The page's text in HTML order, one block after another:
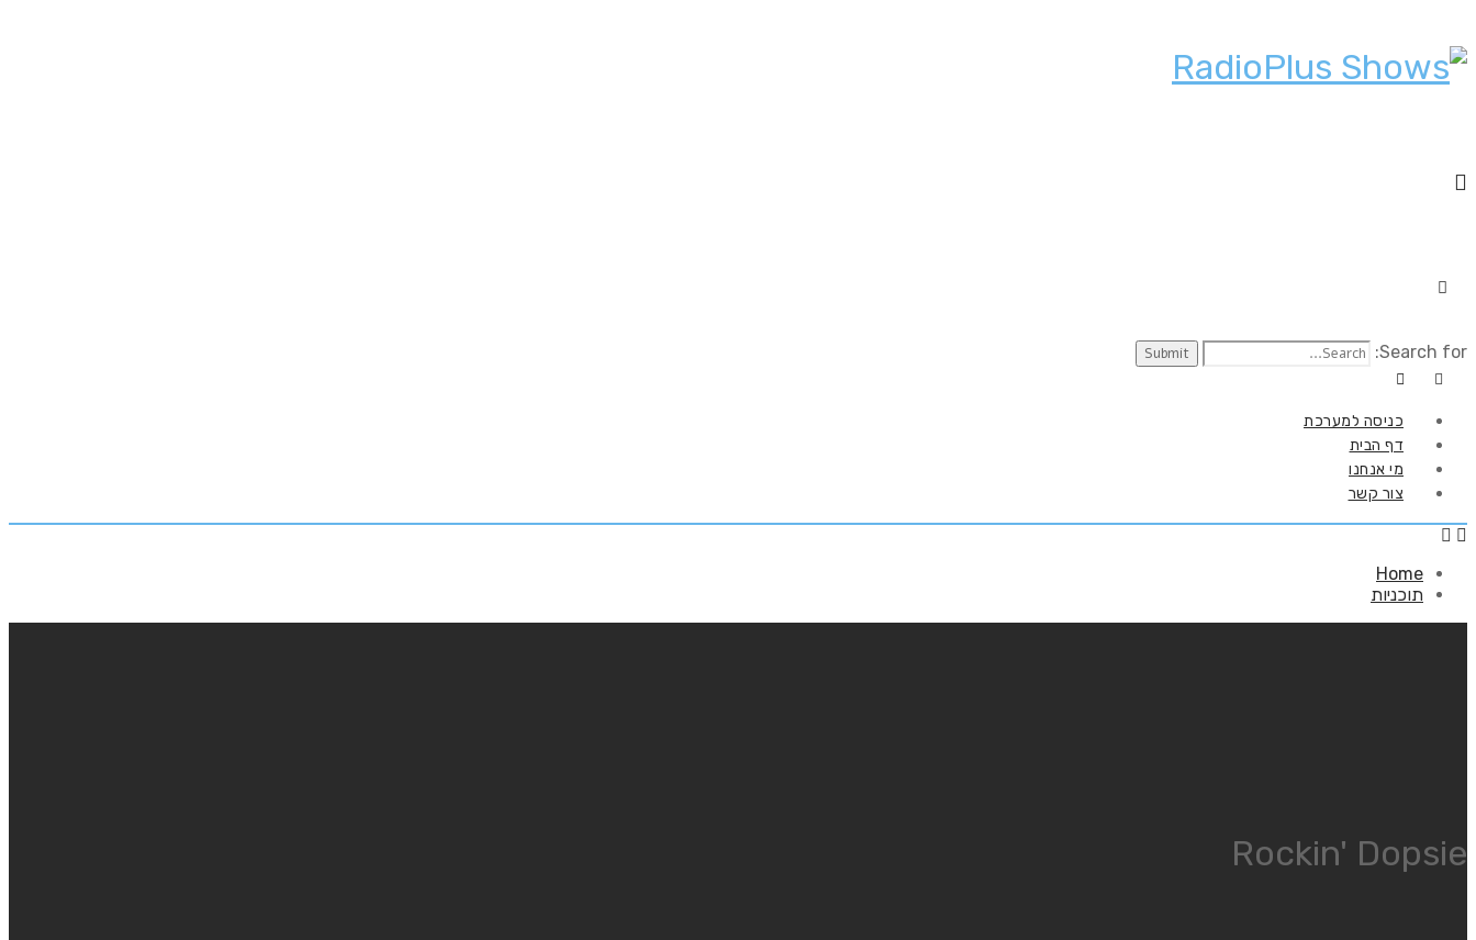
Search for:
כניסה למערכת
דף הבית
מי אנחנו
צור קשר
Home
תוכניות
Rockin' Dopsie